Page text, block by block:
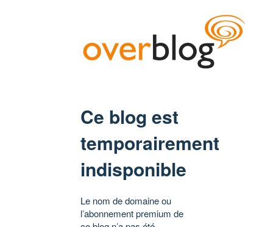
Ce blog est
temporairement
indisponible
Le nom de domaine ou
l’abonnement premium de